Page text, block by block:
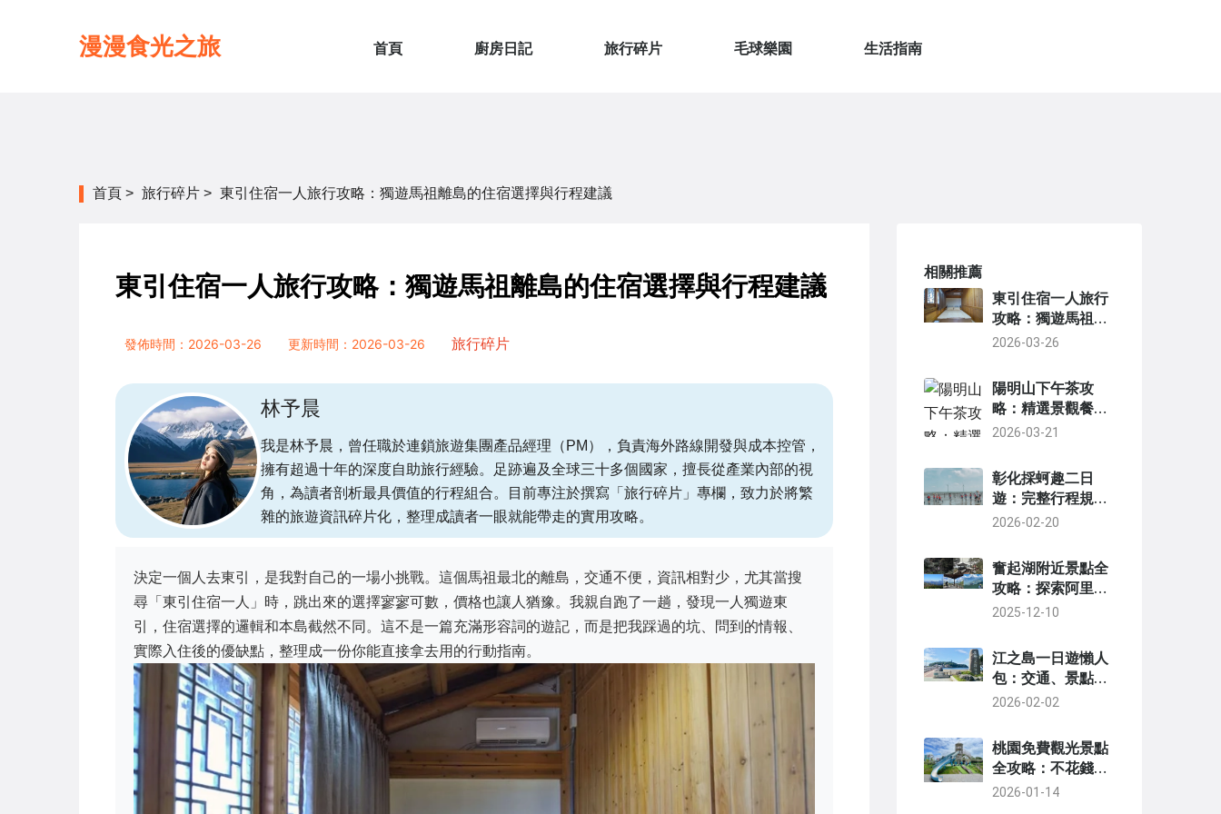
漫漫食光之旅 首頁 廚房日記 旅行碎片 毛球樂園 生活指南
首頁 > 旅行碎片 > 東引住宿一人旅行攻略：獨遊馬祖離島的住宿選擇與行程建議
東引住宿一人旅行攻略：獨遊馬祖離島的住宿選擇與行程建議
發佈時間：2026-03-26 更新時間：2026-03-26 旅行碎片
林予晨
我是林予晨，曾任職於連鎖旅遊集團產品經理（PM），負責海外路線開發與成本控管，
擁有超過十年的深度自助旅行經驗。足跡遍及全球三十多個國家，擅長從產業內部的視
角，為讀者剖析最具價值的行程組合。目前專注於撰寫「旅行碎片」專欄，致力於將繁
雜的旅遊資訊碎片化，整理成讀者一眼就能帶走的實用攻略。
決定一個人去東引，是我對自己的一場小挑戰。這個馬祖最北的離島，交通不便，資訊相對少，尤其當搜
尋「東引住宿一人」時，跳出來的選擇寥寥可數，價格也讓人猶豫。我親自跑了一趟，發現一人獨遊東
引，住宿選擇的邏輯和本島截然不同。這不是一篇充滿形容詞的遊記，而是把我踩過的坑、問到的情報、
實際入住後的優缺點，整理成一份你能直接拿去用的行動指南。
相關推薦
東引住宿一人旅行
攻略：獨遊馬祖離
島的住宿選擇與行
2026-03-26
陽明山下午茶攻
略：精選景觀餐廳
與隱藏茶屋，從預
2026-03-21
彰化採蚵趣二日
遊：完整行程規劃
與在地體驗指南
2026-02-20
奮起湖附近景點全
攻略：探索阿里山
周邊秘境與自然奇
2025-12-10
江之島一日遊懶人
包：交通、景點、
美食行程規劃全攻
2026-02-02
桃園免費觀光景點
全攻略：不花錢玩
遍自然與文化熱點
2026-01-14